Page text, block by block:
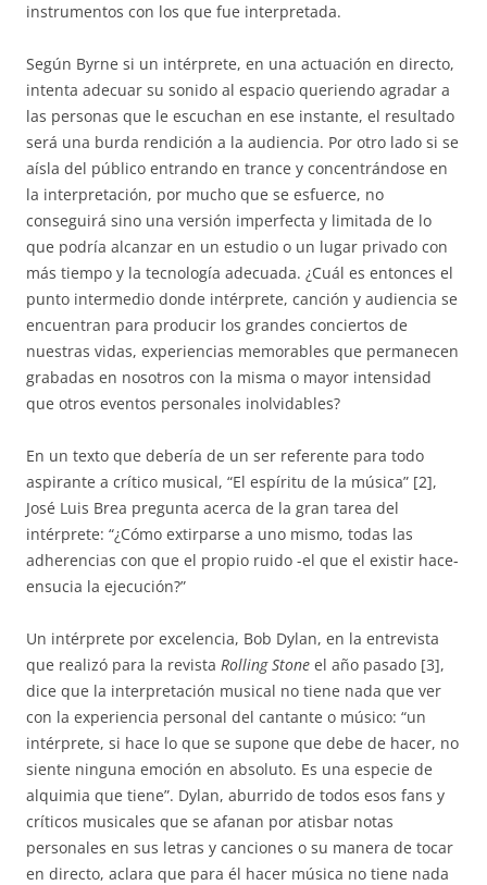
instrumentos con los que fue interpretada.
Según Byrne si un intérprete, en una actuación en directo,
intenta adecuar su sonido al espacio queriendo agradar a
las personas que le escuchan en ese instante, el resultado
será una burda rendición a la audiencia. Por otro lado si se
aísla del público entrando en trance y concentrándose en
la interpretación, por mucho que se esfuerce, no
conseguirá sino una versión imperfecta y limitada de lo
que podría alcanzar en un estudio o un lugar privado con
más tiempo y la tecnología adecuada. ¿Cuál es entonces el
punto intermedio donde intérprete, canción y audiencia se
encuentran para producir los grandes conciertos de
nuestras vidas, experiencias memorables que permanecen
grabadas en nosotros con la misma o mayor intensidad
que otros eventos personales inolvidables?
En un texto que debería de un ser referente para todo
aspirante a crítico musical, “El espíritu de la música” [2],
José Luis Brea pregunta acerca de la gran tarea del
intérprete: “¿Cómo extirparse a uno mismo, todas las
adherencias con que el propio ruido -el que el existir hace-
ensucia la ejecución?”
Un intérprete por excelencia, Bob Dylan, en la entrevista
que realizó para la revista Rolling Stone el año pasado [3],
dice que la interpretación musical no tiene nada que ver
con la experiencia personal del cantante o músico: “un
intérprete, si hace lo que se supone que debe de hacer, no
siente ninguna emoción en absoluto. Es una especie de
alquimia que tiene”. Dylan, aburrido de todos esos fans y
críticos musicales que se afanan por atisbar notas
personales en sus letras y canciones o su manera de tocar
en directo, aclara que para él hacer música no tiene nada